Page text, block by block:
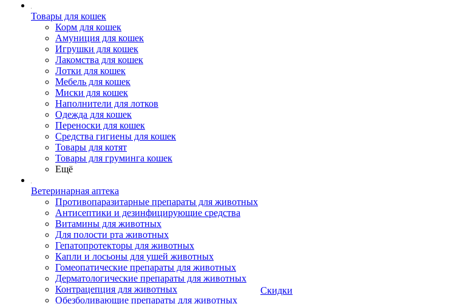
Товары для кошек
Корм для кошек
Амуниция для кошек
Игрушки для кошек
Лакомства для кошек
Лотки для кошек
Мебель для кошек
Миски для кошек
Наполнители для лотков
Одежда для кошек
Переноски для кошек
Средства гигиены для кошек
Товары для котят
Товары для груминга кошек
Ещё
Ветеринарная аптека
Противопаразитарные препараты для животных
Антисептики и дезинфицирующие средства
Витамины для животных
Для полости рта животных
Гепатопротекторы для животных
Капли и лосьоны для ушей животных
Гомеопатические препараты для животных
Дерматологические препараты для животных
Контрацепция для животных
Обезболивающие препараты для животных
Скидки